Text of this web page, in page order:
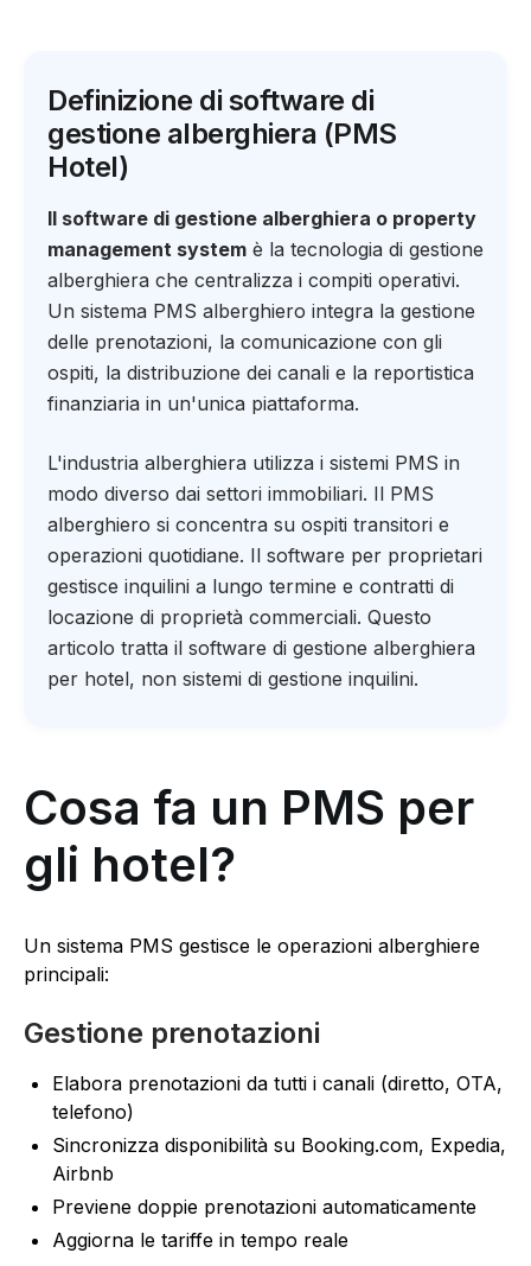
Definizione di software di
gestione alberghiera (PMS
Hotel)
Il software di gestione alberghiera o property
management system è la tecnologia di gestione
alberghiera che centralizza i compiti operativi.
Un sistema PMS alberghiero integra la gestione
delle prenotazioni, la comunicazione con gli
ospiti, la distribuzione dei canali e la reportistica
finanziaria in un'unica piattaforma.
L'industria alberghiera utilizza i sistemi PMS in
modo diverso dai settori immobiliari. Il PMS
alberghiero si concentra su ospiti transitori e
operazioni quotidiane. Il software per proprietari
gestisce inquilini a lungo termine e contratti di
locazione di proprietà commerciali. Questo
articolo tratta il software di gestione alberghiera
per hotel, non sistemi di gestione inquilini.
Cosa fa un PMS per
gli hotel?
Un sistema PMS gestisce le operazioni alberghiere
principali:
Gestione prenotazioni
Elabora prenotazioni da tutti i canali (diretto, OTA,
telefono)
Sincronizza disponibilità su Booking.com, Expedia,
Airbnb
Previene doppie prenotazioni automaticamente
Aggiorna le tariffe in tempo reale